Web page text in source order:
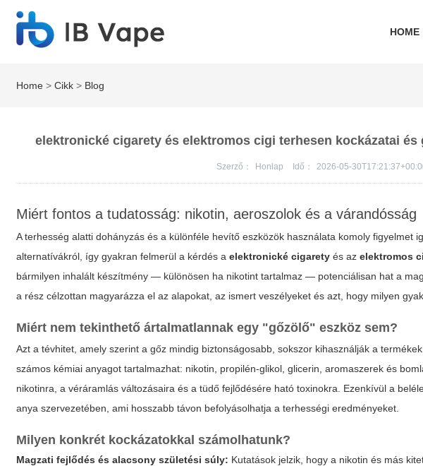
HOME
Home >Cikk > Blog
elektronické cigarety és elektromos cigi terhesen kockázatai
Szerző： Honlap Idő： 2026-05-
Miért fontos a tudatosság: nikotin, aeroszolok és a várandósság
A terhesség alatti dohányzás és a különféle hevítő eszközök használata komoly figyelmet
alternatívákról, így gyakran felmerül a kérdés aelektronické cigarety és azelektromos
bármilyen inhalált készítmény — különösen ha nikotint tartalmaz — potenciálisan hat a
a rész célzottan magyarázza el az alapokat, az ismert veszélyeket és azt, hogy milyen
Miért nem tekinthető ártalmatlannak egy "gőzölő" eszköz sem?
Azt a tévhitet, amely szerint agőz mindig biztonságosabb, sokszor kihasználják a
számos kémiai anyagot tartalmazhat: nikotin, propilén-glikol, glicerin, aromaszerek és
nikotinra, a véráramlás változásaira és a tüdő fejlődésére ható toxinokra. Ezenkívül a
anya szervezetében, ami hosszabb távon befolyásolhatja a terhességi eredményeket.
Milyen konkrét kockázatokkal számolhatunk?
Magzati fejlődés és alacsony születési súly: Kutatások jelzik, hogy a nikotin és más